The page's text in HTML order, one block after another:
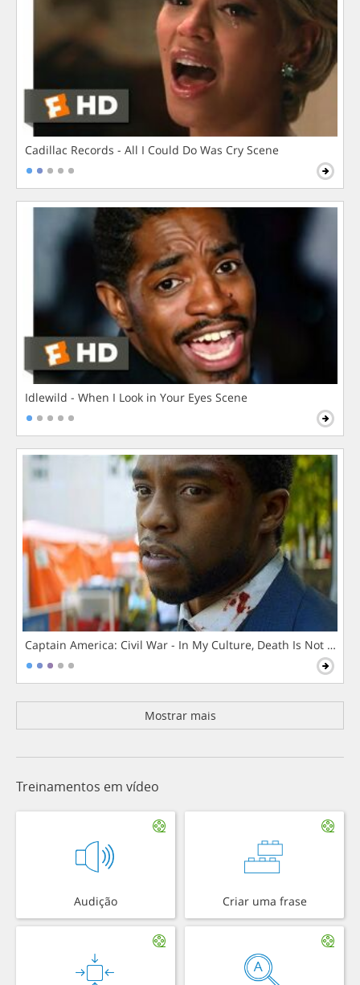
Cadillac Records - All I Could Do Was Cry Scene
Idlewild - When I Look in Your Eyes Scene
Captain America: Civil War - In My Culture, Death Is Not The
Mostrar mais
Treinamentos em vídeo
Audição Criar uma frase